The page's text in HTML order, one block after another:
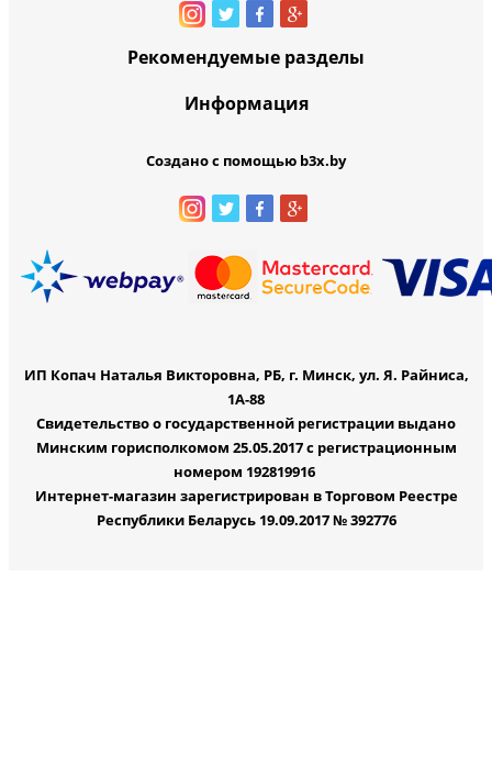
Рекомендуемые разделы
Информация
Создано с помощью b3x.by
ИП Копач Наталья Викторовна, РБ, г. Минск, ул. Я. Райниса,
1А-88
Свидетельство о государственной регистрации выдано
Минским горисполкомом 25.05.2017 с регистрационным
номером 192819916
Интернет-магазин зарегистрирован в Торговом Реестре
Республики Беларусь 19.09.2017 № 392776